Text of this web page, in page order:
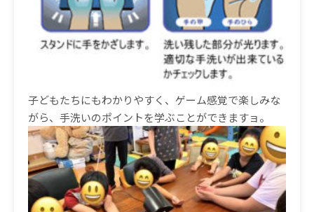
子どもたちにもわかりやすく、ゲーム感覚で楽しみな
がら、手洗いのポイントを学ぶことができますョ。